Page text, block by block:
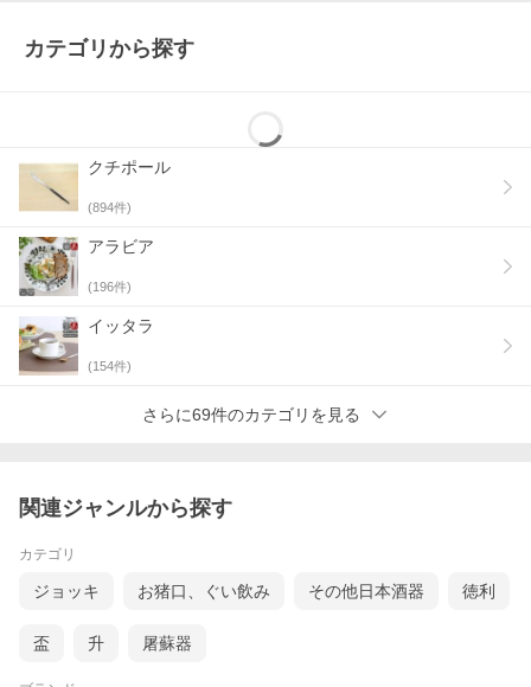
カテゴリから探す
クチポール
(894件)
アラビア
(196件)
イッタラ
(154件)
さらに69件のカテゴリを見る
関連ジャンルから探す
カテゴリ
ジョッキ お猪口、ぐい飲み その他日本酒器 徳利
盃 升 屠蘇器